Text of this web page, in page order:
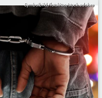
Symbolbild/fotokitas/stock.adobre